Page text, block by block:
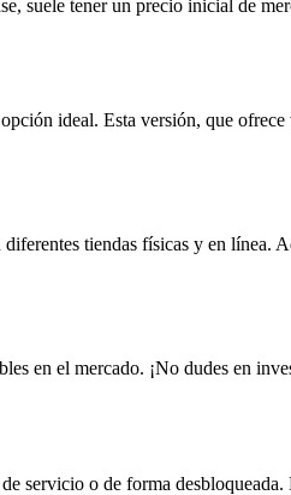
suele tener un precio inicial de
ideal. Esta versión, que
tiendas físicas y en línea.
en el mercado. ¡No dudes en
servicio o de forma